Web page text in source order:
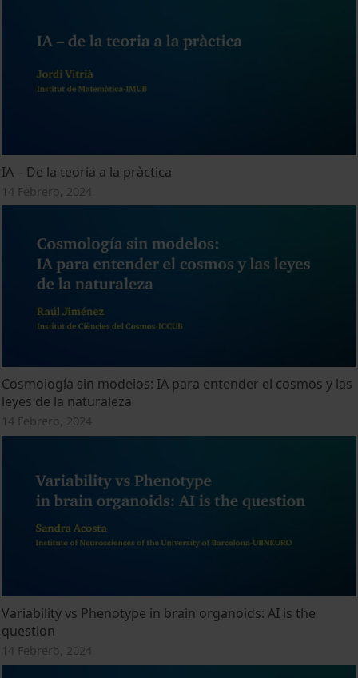
IA – De la teoria a la pràctica
14 Febrero, 2024
Cosmología sin modelos: IA para entender el cosmos y las
leyes de la naturaleza
14 Febrero, 2024
Variability vs Phenotype in brain organoids: AI is the
question
14 Febrero, 2024